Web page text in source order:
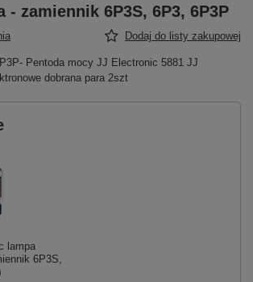
- zamiennik 6P3S, 6P3, 6P3P
Dodaj do listy zakupowej
Pentoda mocy JJ Electronic 5881 JJ
dobrana para 2szt
lampa
6P3S,